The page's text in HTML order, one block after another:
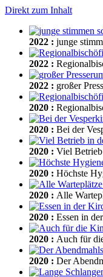
Direkt zum Inhalt
2022 : junge
2022 :
2022 : großer
2020 :
2020 : Bei der
2020 : Viel
2020 : Höchste
2020 : Alle
2020 : Essen in
2020 : Auch für
2020 : Der